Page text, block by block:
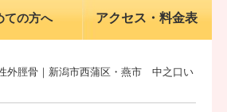
ての方へ アクセス・料金表
外脛骨｜新潟市西蒲区・燕市 中之口い